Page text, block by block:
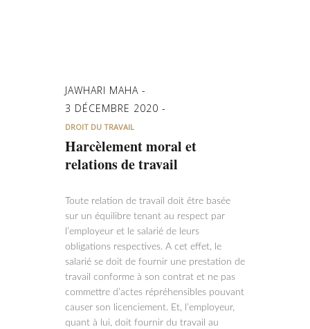
JAWHARI MAHA
3 DÉCEMBRE 2020
DROIT DU TRAVAIL
Harcèlement moral et
relations de travail
Toute relation de travail doit être basée
sur un équilibre tenant au respect par
l’employeur et le salarié de leurs
obligations respectives. A cet effet, le
salarié se doit de fournir une prestation de
travail conforme à son contrat et ne pas
commettre d’actes répréhensibles pouvant
causer son licenciement. Et, l’employeur,
quant à lui, doit fournir du travail au